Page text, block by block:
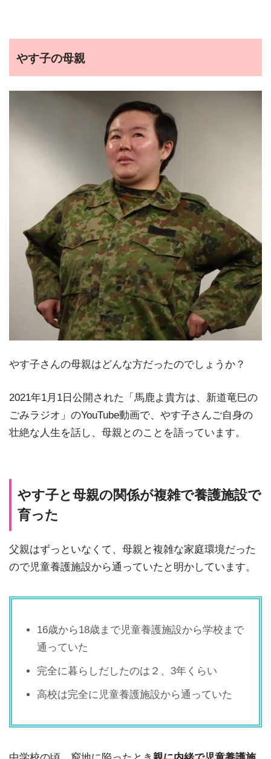
やす子の母親
やす子さんの母親はどんな方だったのでしょうか？
2021年1月1日公開された「馬鹿よ貴方は、新道竜巳の
ごみラジオ」のYouTube動画で、やす子さんご自身の
壮絶な人生を話し、母親とのことを語っています。
やす子と母親の関係が複雑で養護施設で
育った
父親はずっといなくて、母親と複雑な家庭環境だった
ので児童養護施設から通っていたと明かしています。
16歳から18歳まで児童養護施設から学校まで
通っていた
完全に暮らしだしたのは２、3年くらい
高校は完全に児童養護施設から通っていた